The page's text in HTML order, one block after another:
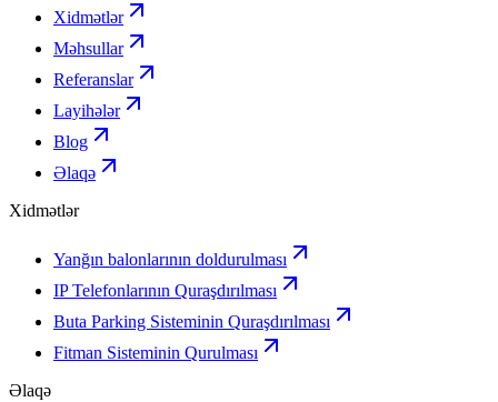
Xidmətlər
Məhsullar
Referanslar
Layihələr
Blog
Əlaqə
Xidmətlər
Yanğın balonlarının doldurulması
IP Telefonlarının Quraşdırılması
Buta Parking Sisteminin Quraşdırılması
Fitman Sisteminin Qurulması
Əlaqə